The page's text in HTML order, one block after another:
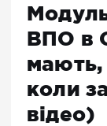
ВПО в
мають,
коли
відео)